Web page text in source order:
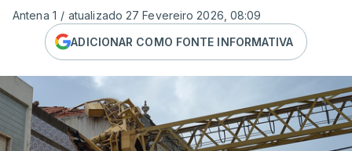
Antena 1 / atualizado 27 Fevereiro 2026, 08:09
ADICIONAR COMO FONTE INFORMATIVA